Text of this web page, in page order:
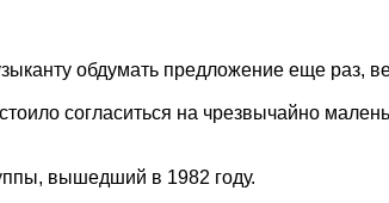
обдумать предложение еще раз,
согласиться на чрезвычайно
вышедший в 1982 году.